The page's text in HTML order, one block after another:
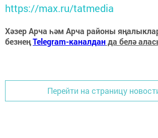
https://max.ru/tatmedia
Хәзер Арча һәм Арча районы
безнеңTelegram-каналданда белә
Перейти на страницу